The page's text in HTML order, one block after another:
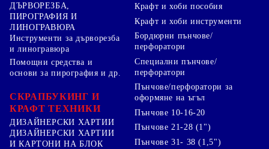
ДЪРВОРЕЗБА,
ПИРОГРАФИЯ И
ЛИНОГРАВЮРА
Инструменти за дърворезба
и линогравюра
Помощни средства и
основи за пирография и др.
СКРАПБУКИНГ И
КРАФТ ТЕХНИКИ
ДИЗАЙНЕРСКИ ХАРТИИ
ДИЗАЙНЕРСКИ ХАРТИИ
И КАРТОНИ НА БЛОК
Крафт и хоби пособия
Крафт и хоби инструменти
Бордюрни пънчове/
перфоратори
Специални пънчове/
перфоратори
Пънчове/перфоратори за
оформяне на ъгъл
Пънчове 10-16-20
Пънчове 21-28 (1")
Пънчове 31- 38 (1,5")